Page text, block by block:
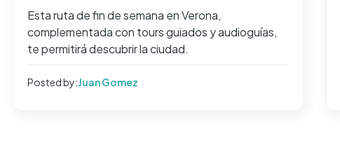
Esta ruta de fin de semana en Verona,
complementada con tours guiados y audioguías,
te permitirá descubrir la ciudad.
Posted by:Juan Gomez